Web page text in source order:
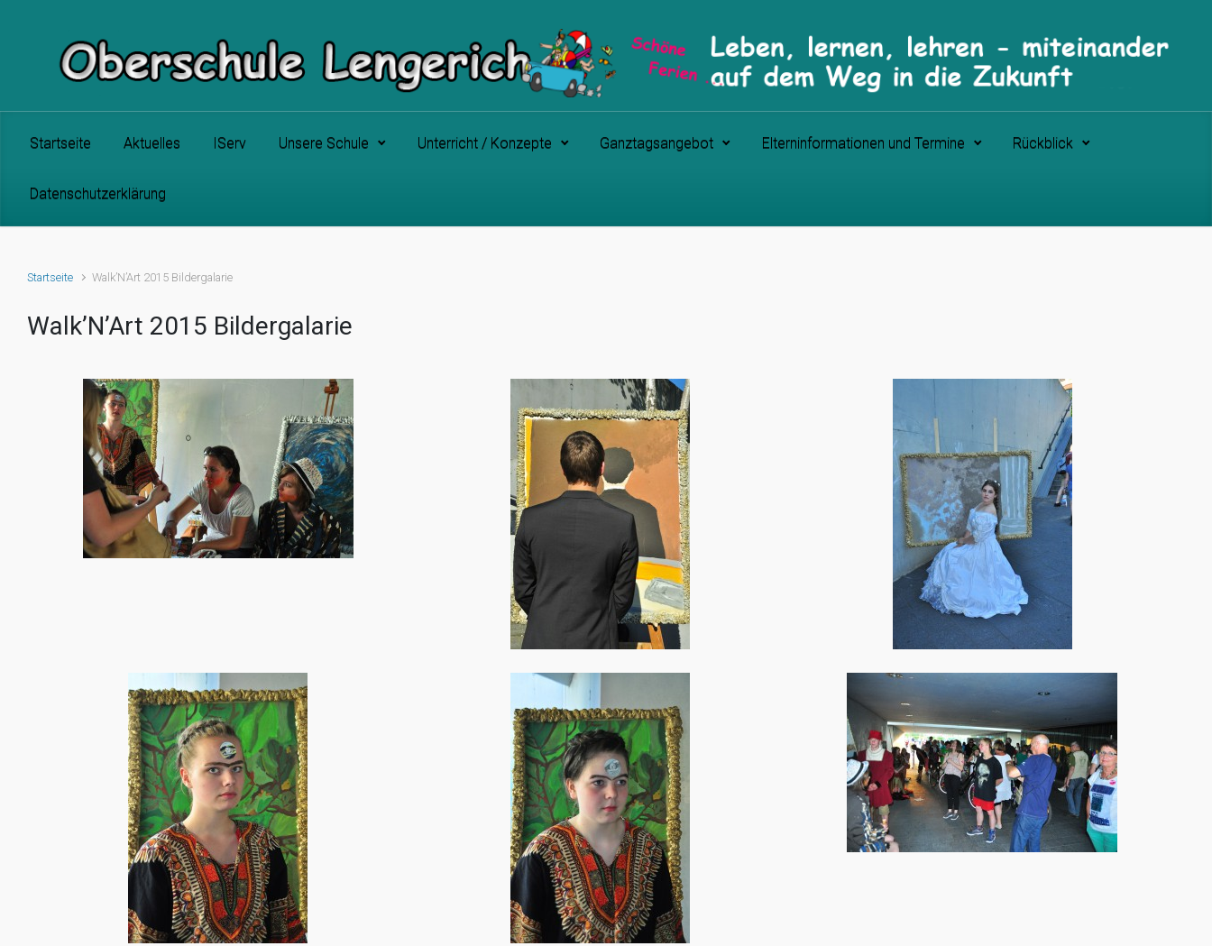
Startseite Aktuelles IServ Unsere Schule Unterricht / Konzepte Ganztagsangebot Elterninformationen und Termine Rückblick
Datenschutzerklärung
Startseite Walk’N’Art 2015 Bildergalarie
Walk’N’Art 2015 Bildergalarie